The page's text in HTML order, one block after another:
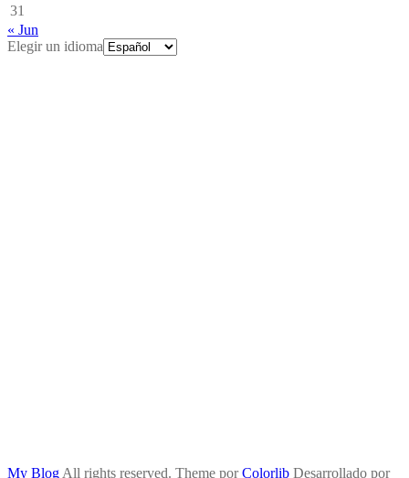
31
« Jun
Elegir un idioma
My Blog All rights reserved. Theme porColorlib Desarrollado por